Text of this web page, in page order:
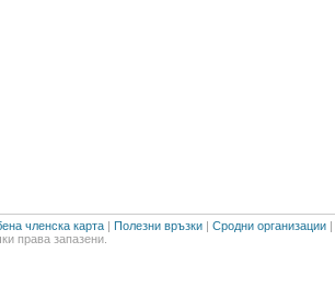
членска карта | Полезни връзки | Сродни организации |
права запазени.